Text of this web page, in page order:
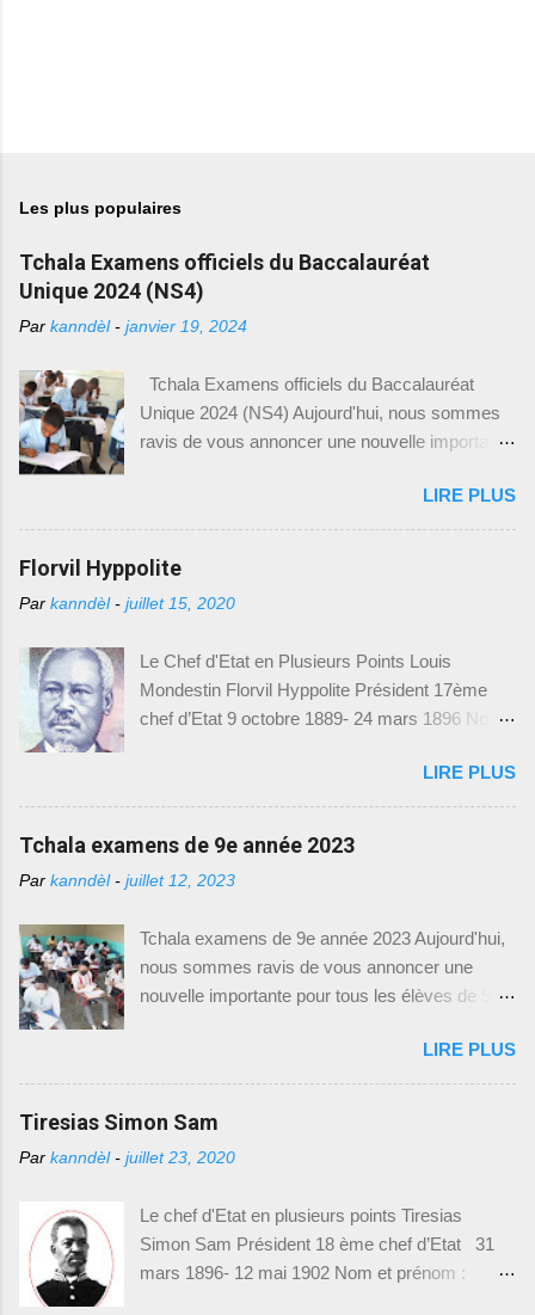
Les plus populaires
Tchala Examens officiels du Baccalauréat
Unique 2024 (NS4)
Par kanndèl - janvier 19, 2024
Tchala Examens officiels du Baccalauréat
Unique 2024 (NS4) Aujourd'hui, nous sommes
ravis de vous annoncer une nouvelle importante
Haïti. Le Ministère de l'Éducation Nationale et de
la Formation Professionnelle (MENFP), par le
biais du Bureau de Communication (BCOM),
d'examens du Baccalauréat Unique,
2023-2024. Cette initiative vise à permettre aux
élèves de mieux se préparer et de s'adapter aux
exigences des examens. Nous sommes
nécessaires pour accéder à ces précieux
modèles d'examens. Comment Accéder aux
Modèles d'Examens : Pour télécharger les
modèles d'examens du Baccalauréat Unique, il
https://drive.google.com/drive/(Baccalauréat
Unique)]. Ce lien vous dirigera vers une page où
vous trouverez une liste de modèles d'exam...
LIRE PLUS
Florvil Hyppolite
Par kanndèl - juillet 15, 2020
Le Chef d'Etat en Plusieurs Points Louis
Mondestin Florvil Hyppolite Président 17ème
chef d’Etat 9 octobre 1889- 24 mars 1896 Nom
Naissance : 2 mars 1828 -- Epouse : Florna
Colo -- Président : 9 octobre 1889 P rofession :
militaire -- Décédé : 24 mars 1896 Poste avant
gouvernement provisoire en 1879 Mesures
Légitime, la constituante se réunit aux Gonaïves
et élabora la constitution de 1889. Et du même
coup, elle élit Florvil Hyppolite pour sept ans.
nomma Antenor Firmin ministre des finances et
des relations extérieures. Durant le conflit qui
opposait l’ouest contre le nord pendant le
mandat de Légitime, Le N ord avait cédé l...
LIRE PLUS
Tchala examens de 9e année 2023
Par kanndèl - juillet 12, 2023
Tchala examens de 9e année 2023 Aujourd'hui,
nous sommes ravis de vous annoncer une
nouvelle importante pour tous les élèves de 9e
l'Éducation Nationale et de la Formation
Professionnelle (MENFP), par le biais de la
Direction de l'Enseignement Fondamental
vient de mettre à disposition des modèles
spécialement conçus pour l'année académique
2021-2022. Cette initiative vise à permettre aux
élèves de mieux se préparer et de s'adapter aux
LIRE PLUS
Tiresias Simon Sam
Par kanndèl - juillet 23, 2020
Le chef d'Etat en plusieurs points Tiresias
Simon Sam Président 18 ème chef d’Etat 31
mars 1896- 12 mai 1902 Nom et prénom :